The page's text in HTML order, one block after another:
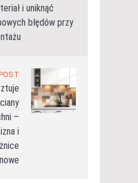
i uniknąć
błędów przy
–
i